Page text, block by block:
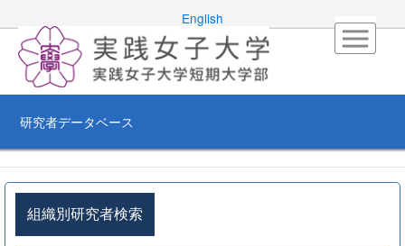
English
研究者データベース
組織別研究者検索